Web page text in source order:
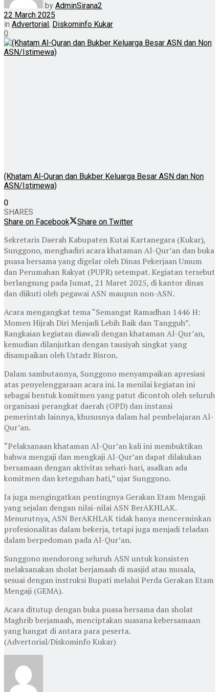
by AdminSirana2
22 March 2025
in Advertorial, Diskominfo Kukar
0
(Khatam Al-Quran dan Bukber Keluarga Besar ASN dan Non
ASN/Istimewa)
0
SHARES
Share on Facebook
Share on Twitter
Sekretaris Daerah Kabupaten Kutai Kartanegara (Kukar),
Sunggono, menghadiri acara khataman Al-Qur’an dan buka
puasa bersama yang digelar oleh Dinas Pekerjaan Umum
dan Perumahan Rakyat (PUPR) setempat. Kegiatan tersebut
berlangsung pada Jumat, 21 Maret 2025, di kantor dinas
dan diikuti oleh pegawai ASN maupun non-ASN.
Acara mengangkat tema “Semangat Ramadhan 1446 H:
Momen Hijrah Diri Menjadi Lebih Baik dan Tangguh”.
Rangkaian kegiatan diawali dengan khataman Al-Qur’an,
kemudian dilanjutkan dengan tausiyah singkat yang
disampaikan oleh Ustadz Bisron.
Dalam sambutannya, Sunggono menyampaikan apresiasi
atas penyelenggaraan acara ini. Ia menilai kegiatan ini
sebagai bentuk komitmen yang patut dicontoh oleh seluruh
organisasi perangkat daerah (OPD) dan instansi
pemerintah lainnya, khususnya dalam hal pembelajaran Al-
Qur’an.
“Pelaksanaan khataman Al-Qur’an kali ini membuktikan
bahwa mengaji dan mengkaji Al-Qur’an dapat dilakukan
bersamaan dengan aktivitas sehari-hari, asalkan ada
komitmen dan keteguhan hati,” ujar Sunggono.
Ia juga mengingatkan pentingnya Gerakan Etam Mengaji
yang sejalan dengan nilai-nilai ASN BerAKHLAK.
Menurutnya, ASN BerAKHLAK tidak hanya mencerminkan
profesionalitas dalam bekerja, tetapi juga menjadi teladan
dalam berpedoman pada Al-Qur’an.
Sunggono mendorong seluruh ASN untuk konsisten
melaksanakan sholat berjamaah di masjid atau musala,
sesuai dengan instruksi Bupati melalui Perda Gerakan Etam
Mengaji (GEMA).
Acara ditutup dengan buka puasa bersama dan sholat
Maghrib berjamaah, menciptakan suasana kebersamaan
yang hangat di antara para peserta.
(Advertorial/Diskominfo Kukar)